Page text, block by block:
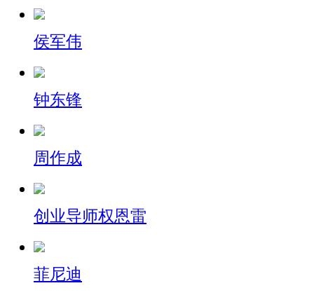
侯军伟
钟东锋
周作成
创业导师权恩雷
菲尼迪